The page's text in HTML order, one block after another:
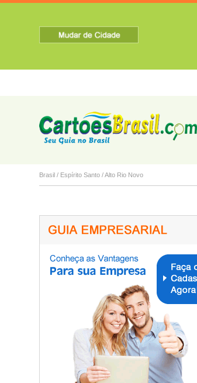
Brasil / Espírito Santo /Alto Rio Novo